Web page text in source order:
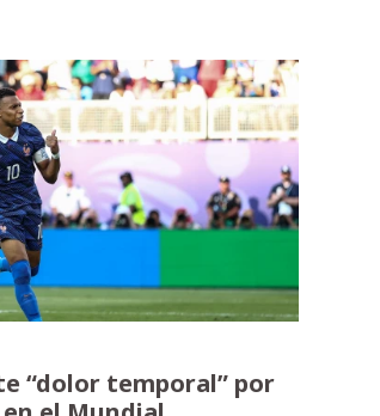
“dolor temporal” por